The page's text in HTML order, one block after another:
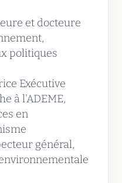
et docteure
politiques
Exécutive
à l'ADEME,
en
général,